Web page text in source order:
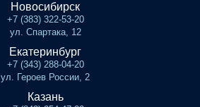
Новосибирск
+7 (383) 322-53-20
ул. Спартака, 12
Екатеринбург
+7 (343) 288-04-20
ул. Героев России, 2
Казань